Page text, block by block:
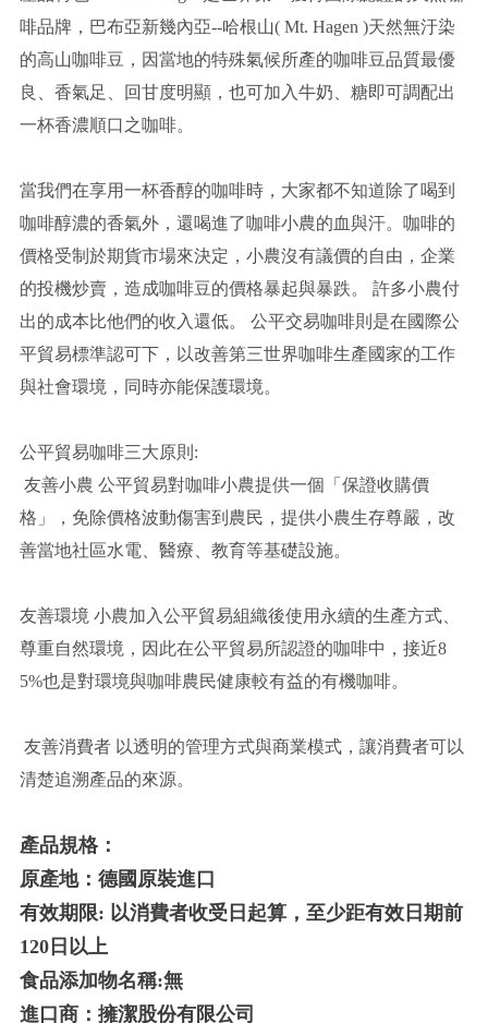
啡品牌，巴布亞新幾內亞--哈根山( Mt. Hagen )天然無汙染
的高山咖啡豆，因當地的特殊氣候所產的咖啡豆品質最優
良、香氣足、回甘度明顯，也可加入牛奶、糖即可調配出
一杯香濃順口之咖啡。
當我們在享用一杯香醇的咖啡時，大家都不知道除了喝到
咖啡醇濃的香氣外，還喝進了咖啡小農的血與汗。咖啡的
價格受制於期貨市場來決定，小農沒有議價的自由，企業
的投機炒賣，造成咖啡豆的價格暴起與暴跌。 許多小農付
出的成本比他們的收入還低。 公平交易咖啡則是在國際公
平貿易標準認可下，以改善第三世界咖啡生產國家的工作
與社會環境，同時亦能保護環境。
公平貿易咖啡三大原則:
友善小農 公平貿易對咖啡小農提供一個「保證收購價
格」，免除價格波動傷害到農民，提供小農生存尊嚴，改
善當地社區水電、醫療、教育等基礎設施。
友善環境 小農加入公平貿易組織後使用永續的生產方式、
尊重自然環境，因此在公平貿易所認證的咖啡中，接近8
5%也是對環境與咖啡農民健康較有益的有機咖啡。
友善消費者 以透明的管理方式與商業模式，讓消費者可以
清楚追溯產品的來源。
產品規格：
原產地：德國原裝進口
有效期限: 以消費者收受日起算，至少距有效日期前
120日以上
食品添加物名稱:無
進口商：擁潔股份有限公司